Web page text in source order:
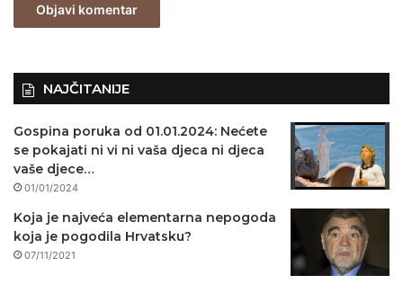
NAJČITANIJE
Gospina poruka od 01.01.2024: Nećete
se pokajati ni vi ni vaša djeca ni djeca
vaše djece…
01/01/2024
Koja je najveća elementarna nepogoda
koja je pogodila Hrvatsku?
07/11/2021